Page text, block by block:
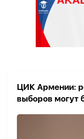
ЦИК Армении:
выборов могут